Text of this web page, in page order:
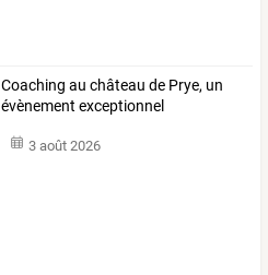
Coaching au château de Prye, un
évènement exceptionnel
3 août 2026